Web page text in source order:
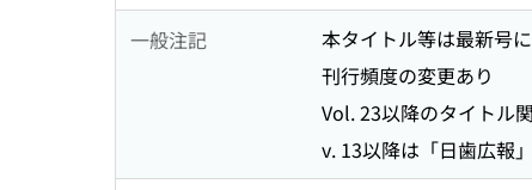
一般注記
本タイトル等は最新号
刊行頻度の変更あり
Vol. 23以降のタイトル
v. 13以降は「日歯広報